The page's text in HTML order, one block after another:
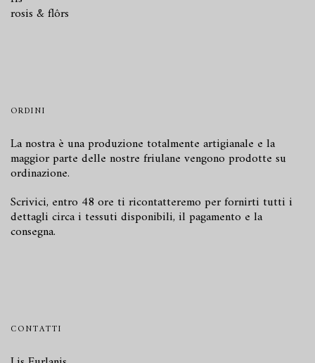
rosis & flôrs
ORDINI
La nostra è una produzione totalmente artigianale e la
maggior parte delle nostre friulane vengono prodotte su
ordinazione.
Scrivici, entro 48 ore ti ricontatteremo per fornirti tutti i
dettagli circa i tessuti disponibili, il pagamento e la
consegna.
CONTATTI